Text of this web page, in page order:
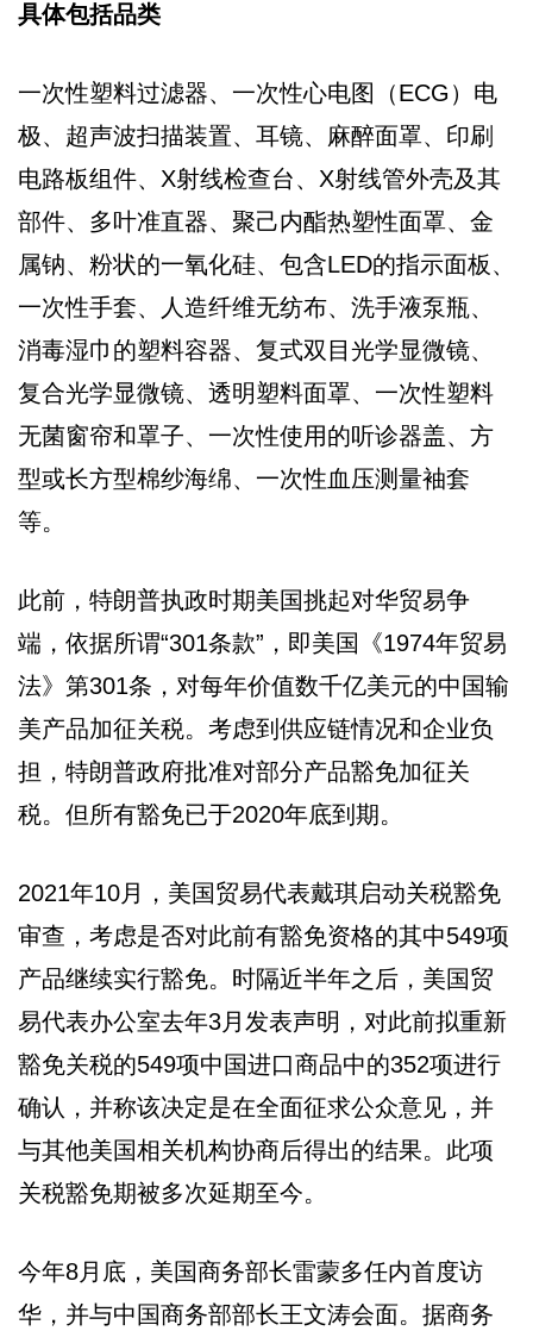
具体包括品类
一次性塑料过滤器、一次性心电图（ECG）电
极、超声波扫描装置、耳镜、麻醉面罩、印刷
电路板组件、X射线检查台、X射线管外壳及其
部件、多叶准直器、聚己内酯热塑性面罩、金
属钠、粉状的一氧化硅、包含LED的指示面板、
一次性手套、人造纤维无纺布、洗手液泵瓶、
消毒湿巾的塑料容器、复式双目光学显微镜、
复合光学显微镜、透明塑料面罩、一次性塑料
无菌窗帘和罩子、一次性使用的听诊器盖、方
型或长方型棉纱海绵、一次性血压测量袖套
等。
此前，特朗普执政时期美国挑起对华贸易争
端，依据所谓“301条款”，即美国《1974年贸易
法》第301条，对每年价值数千亿美元的中国输
美产品加征关税。考虑到供应链情况和企业负
担，特朗普政府批准对部分产品豁免加征关
税。但所有豁免已于2020年底到期。
2021年10月，美国贸易代表戴琪启动关税豁免
审查，考虑是否对此前有豁免资格的其中549项
产品继续实行豁免。时隔近半年之后，美国贸
易代表办公室去年3月发表声明，对此前拟重新
豁免关税的549项中国进口商品中的352项进行
确认，并称该决定是在全面征求公众意见，并
与其他美国相关机构协商后得出的结果。此项
关税豁免期被多次延期至今。
今年8月底，美国商务部长雷蒙多任内首度访
华，并与中国商务部部长王文涛会面。据商务